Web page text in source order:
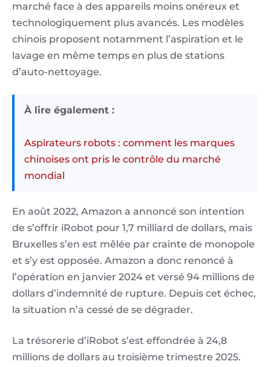
marché face à des appareils moins onéreux et
technologiquement plus avancés. Les modèles
chinois proposent notamment l’aspiration et le
lavage en même temps en plus de stations
d’auto-nettoyage.
À lire également :
Aspirateurs robots : comment les marques
chinoises ont pris le contrôle du marché
mondial
En août 2022, Amazon a annoncé son intention
de s’offrir iRobot pour 1,7 milliard de dollars, mais
Bruxelles s’en est mêlée par crainte de monopole
et s’y est opposée. Amazon a donc renoncé à
l’opération en janvier 2024 et versé 94 millions de
dollars d’indemnité de rupture. Depuis cet échec,
la situation n’a cessé de se dégrader.
La trésorerie d’iRobot s’est effondrée à 24,8
millions de dollars au troisième trimestre 2025.